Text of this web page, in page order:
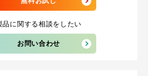
品に関する相談をしたい
お問い合わせ